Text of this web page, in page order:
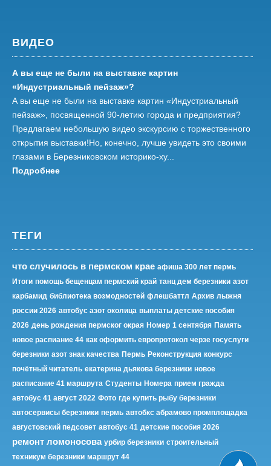
ВИДЕО
А вы еще не были на выставке картин
«Индустриальный пейзаж»?
А вы еще не были на выставке картин «Индустриальный
пейзаж», посвященной 90-летию города и предприятия?
Предлагаем небольшую видео экскурсию с торжественного
открытия выставки!Но, конечно, лучше увидеть это своими
глазами в Березниковском историко-ху...
Подробнее
ТЕГИ
что случилось в пермском крае афиша 300 лет пермь
Итоги помощь бещенцам пермский край танц дем березники азот
карбамид библиотека возмодностей флешбаттл Архив лыжня
россии 2026 автобус азот околица выплаты детские пособия
2026 день рождения пермског окрая Номер 1 сентября Память
новое распиание 44 как оформить европротокол черзе госуслуги
березники азот знак качества Пермь Реконструкция конкурс
почётный читатель екатерина дьякова березники новое
расписание 41 маршрута Студенты Номера прием гражда
автобус 41 август 2022 Фото где купить рыбу березники
автосервисы березники пермь автобкс абрамово промплощадка
августовский педсовет автобус 41 детские пособия 2026
ремонт ломоносова урбир березники строительный
техникум березники маршрут 44